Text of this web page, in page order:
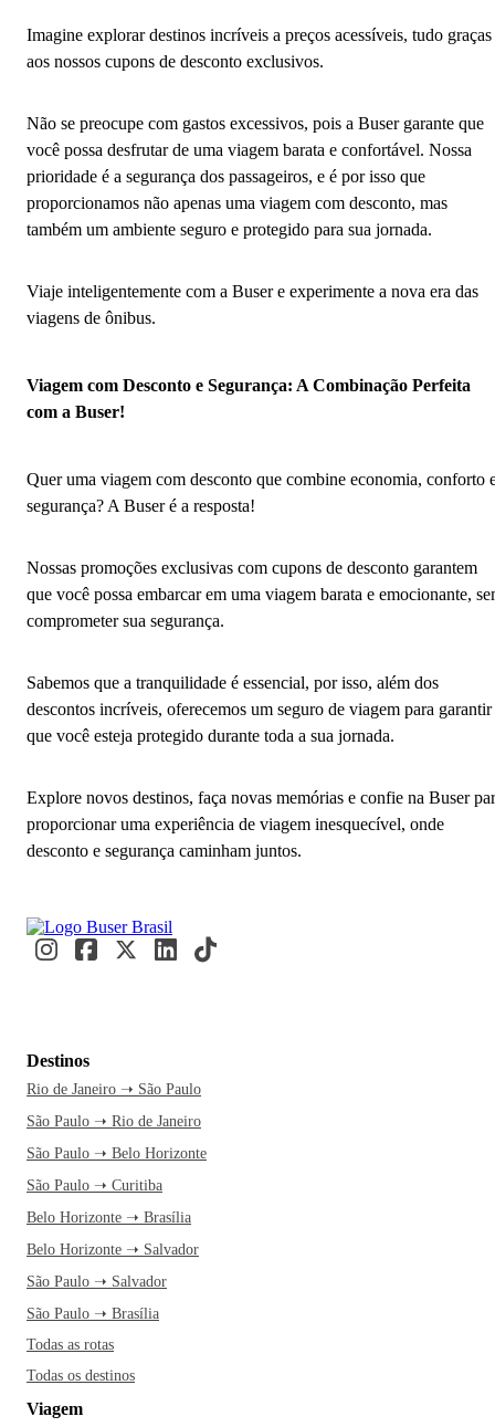
Imagine explorar destinos incríveis a preços acessíveis, tudo graças
aos nossos cupons de desconto exclusivos.
Não se preocupe com gastos excessivos, pois a Buser garante que
você possa desfrutar de uma viagem barata e confortável. Nossa
prioridade é a segurança dos passageiros, e é por isso que
proporcionamos não apenas uma viagem com desconto, mas
também um ambiente seguro e protegido para sua jornada.
Viaje inteligentemente com a Buser e experimente a nova era das
viagens de ônibus.
Viagem com Desconto e Segurança: A Combinação Perfeita
com a Buser!
Quer uma viagem com desconto que combine economia, conforto
segurança? A Buser é a resposta!
Nossas promoções exclusivas com cupons de desconto garantem
que você possa embarcar em uma viagem barata e emocionante,
comprometer sua segurança.
Sabemos que a tranquilidade é essencial, por isso, além dos
descontos incríveis, oferecemos um seguro de viagem para garantir
que você esteja protegido durante toda a sua jornada.
Explore novos destinos, faça novas memórias e confie na Buser
proporcionar uma experiência de viagem inesquecível, onde
desconto e segurança caminham juntos.
Destinos
Rio de Janeiro ➝ São Paulo
São Paulo ➝ Rio de Janeiro
São Paulo ➝ Belo Horizonte
São Paulo ➝ Curitiba
Belo Horizonte ➝ Brasília
Belo Horizonte ➝ Salvador
São Paulo ➝ Salvador
São Paulo ➝ Brasília
Todas as rotas
Todas os destinos
Viagem